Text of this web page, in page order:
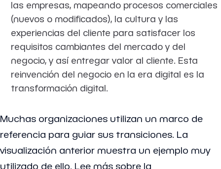
las empresas, mapeando procesos comerciales
(nuevos o modificados), la cultura y las
experiencias del cliente para satisfacer los
requisitos cambiantes del mercado y del
negocio, y así entregar valor al cliente. Esta
reinvención del negocio en la era digital es la
transformación digital.
Muchas organizaciones utilizan un marco de
referencia para guiar sus transiciones. La
visualización anterior muestra un ejemplo muy
utilizado de ello. Lee más sobre la